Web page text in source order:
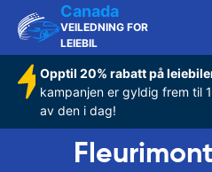
Canada
VEILEDNING FOR
LEIEBIL
Opptil 20% rabatt på
kampanjen er gyldig frem til
av den i dag!